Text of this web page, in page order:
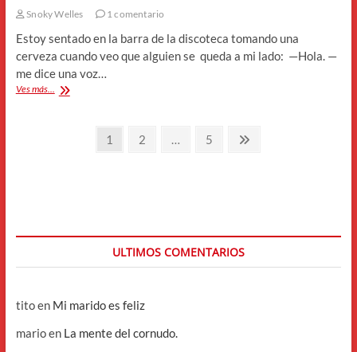
Snoky Welles 1 comentario
Estoy sentado en la barra de la discoteca tomando una
cerveza cuando veo que alguien se queda a mi lado: —Hola. —
me dice una voz…
Ves más...
Una
PaginaciónPágina
1 Página
2 … Página
5
ULTIMOS COMENTARIOS
titoen Mi marido es feliz
marioen La mente del cornudo.